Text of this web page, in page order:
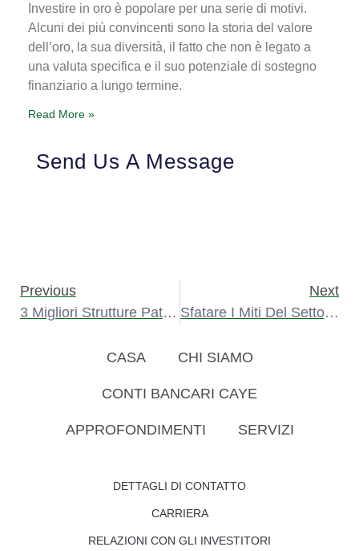
Investire in oro è popolare per una serie di motivi.
Alcuni dei più convincenti sono la storia del valore
dell’oro, la sua diversità, il fatto che non è legato a
una valuta specifica e il suo potenziale di sostegno
finanziario a lungo termine.
Read More »
Send Us A Message
Previous
3 Migliori Strutture Patrimoniali Offshore In Belize
Next
Sfatare I Miti Del Settore Immobiliare Internazionale
CASA CHI SIAMO
CONTI BANCARI CAYE
APPROFONDIMENTI SERVIZI
DETTAGLI DI CONTATTO
CARRIERA
RELAZIONI CON GLI INVESTITORI